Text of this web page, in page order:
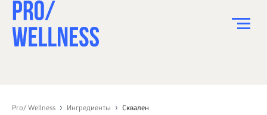
Pro/ Wellness Ингредиенты
Сквален
СПОРТ